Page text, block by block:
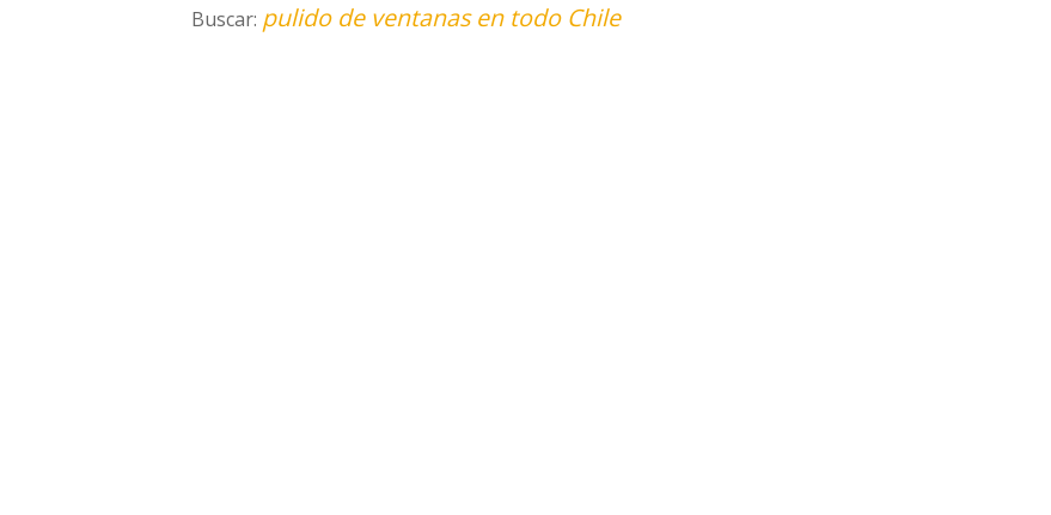
Buscar: pulido de ventanas en todo Chile